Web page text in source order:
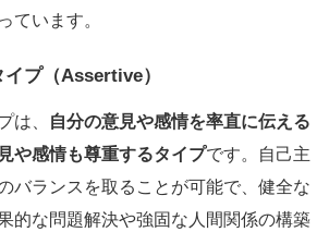
ています。
プ（Assertive）
は、 自分の意見や感情を率直に伝える
や感情も尊重するタイプです。自己主
バランスを取ることが可能で、健全な
的な問題解決や強固な人間関係の構築